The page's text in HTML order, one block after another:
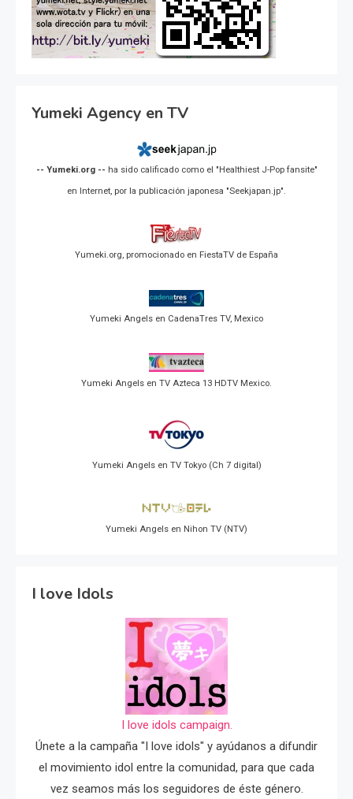
Yumeki Agency en TV
-- Yumeki.org -- ha sido calificado como el "Healthiest J-Pop fansite"
en Internet, por la publicación japonesa "Seekjapan.jp".
Yumeki.org, promocionado en FiestaTV de España
Yumeki Angels en CadenaTres TV, Mexico
Yumeki Angels en TV Azteca 13 HDTV Mexico.
Yumeki Angels en TV Tokyo (Ch 7 digital)
Yumeki Angels en Nihon TV (NTV)
I love Idols
I love idols campaign.
Únete a la campaña "I love idols" y ayúdanos a difundir
el movimiento idol entre la comunidad, para que cada
vez seamos más los seguidores de éste género.